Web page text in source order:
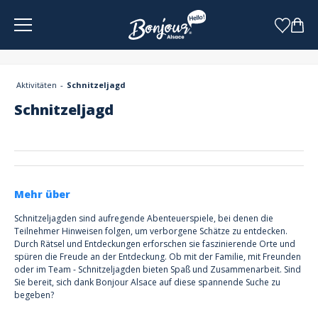
Aktivitäten Schnitzeljagd
Schnitzeljagd
Mehr über
Schnitzeljagden sind aufregende Abenteuerspiele, bei denen die
Teilnehmer Hinweisen folgen, um verborgene Schätze zu entdecken.
Durch Rätsel und Entdeckungen erforschen sie faszinierende Orte und
spüren die Freude an der Entdeckung. Ob mit der Familie, mit Freunden
oder im Team - Schnitzeljagden bieten Spaß und Zusammenarbeit. Sind
Sie bereit, sich dank Bonjour Alsace auf diese spannende Suche zu
begeben?